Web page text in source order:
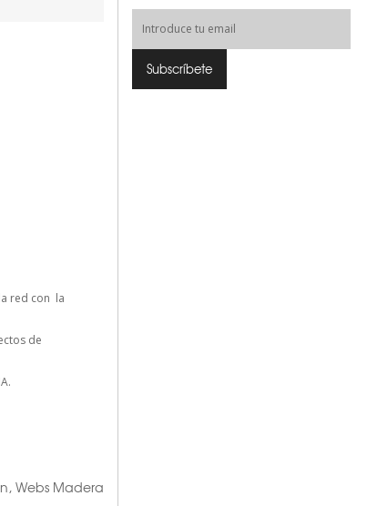
red con la
de
, Webs Madera